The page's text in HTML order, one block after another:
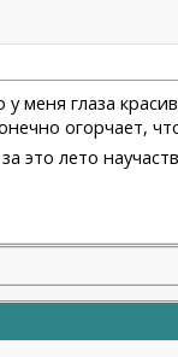
меня глаза
огорчает,
это лето